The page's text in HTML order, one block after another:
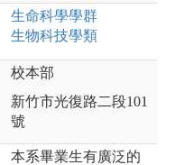
生命科學學群
生物科技學類
校本部
新竹市光復路二段101
號
本系畢業生有廣泛的